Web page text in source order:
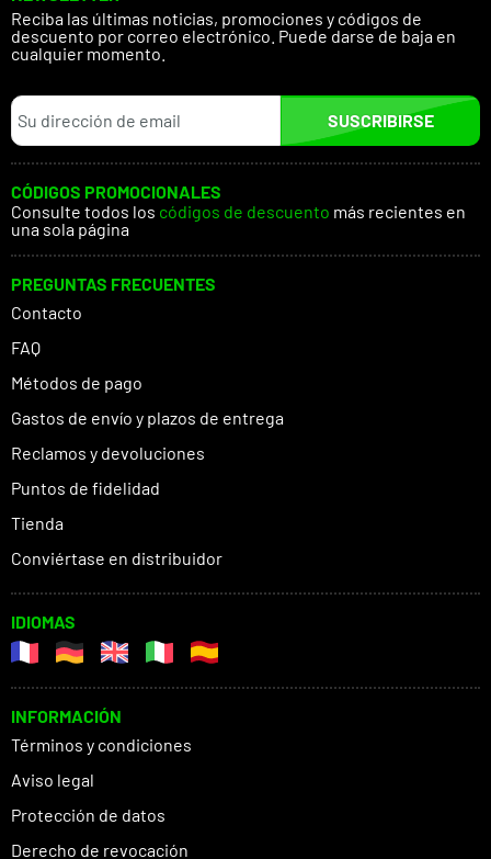
Reciba las últimas noticias, promociones y códigos de
descuento por correo electrónico. Puede darse de baja en
cualquier momento.
SUSCRIBIRSE
CÓDIGOS PROMOCIONALES
Consulte todos los códigos de descuento más recientes en
una sola página
PREGUNTAS FRECUENTES
Contacto
FAQ
Métodos de pago
Gastos de envío y plazos de entrega
Reclamos y devoluciones
Puntos de fidelidad
Tienda
Conviértase en distribuidor
IDIOMAS
INFORMACIÓN
Términos y condiciones
Aviso legal
Protección de datos
Derecho de revocación